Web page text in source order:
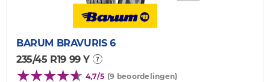
BARUM BRAVURIS 6
235/45 R19 99 Y
4,7/5 (9 beoordelingen)